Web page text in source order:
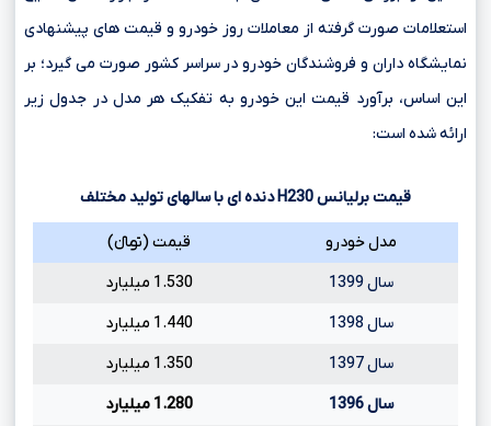
استعلامات صورت گرفته از معاملات روز خودرو و قیمت های پیشنهادی
نمایشگاه داران و فروشندگان خودرو در سراسر کشور صورت می گیرد؛ بر
این اساس، برآورد قیمت این خودرو به تفکیک هر مدل در جدول زیر
ارائه شده است:
قیمت برلیانسH230دنده ای با سالهای تولید مختلف
مدل خودرو
قیمت (تومانءءء)
سال 1399
1.530 میلیارد
سال 1398
1.440 میلیارد
سال 1397
1.350 میلیارد
سال 1396
1.280 میلیارد